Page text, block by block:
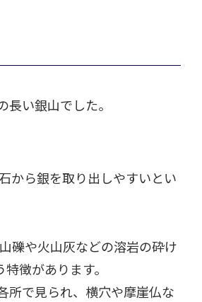
い銀山でした。
から銀を取り出しやすいとい
礫や火山灰などの溶岩の砕け
徴があります。
所で見られ、横穴や摩崖仏な